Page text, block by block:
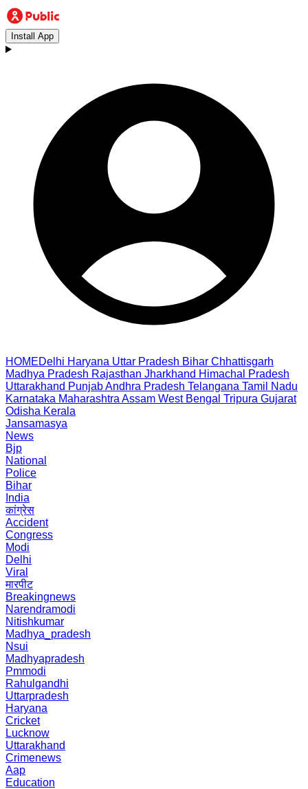
Install App
HOMEDelhi Haryana Uttar Pradesh Bihar Chhattisgarh
Madhya Pradesh Rajasthan Jharkhand Himachal Pradesh
Uttarakhand PunjabAndhra Pradesh Telangana Tamil Nadu
Karnataka Maharashtra Assam West Bengal Tripura Gujarat
Odisha Kerala
Jansamasya
News
Bjp
National
Police
Bihar
India
कांग्रेस
Accident
Congress
Modi
Delhi
Viral
मारपीट
Breakingnews
Narendramodi
Nitishkumar
Madhya_pradesh
Nsui
Madhyapradesh
Pmmodi
Rahulgandhi
Uttarpradesh
Haryana
Cricket
Lucknow
Uttarakhand
Crimenews
Aap
Education